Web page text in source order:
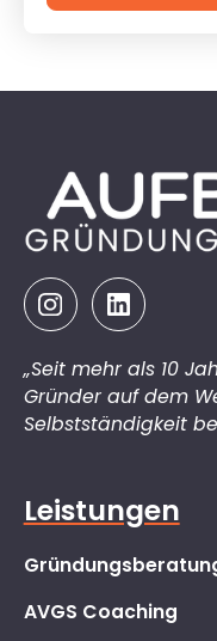
„Seit mehr als 10
Gründer auf dem
Selbstständigkeit
Leistungen
AVGS Coaching